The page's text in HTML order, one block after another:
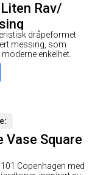
Rav/
dråpeformet
messing, som
enkelhet.
Vase Square
Copenhagen med